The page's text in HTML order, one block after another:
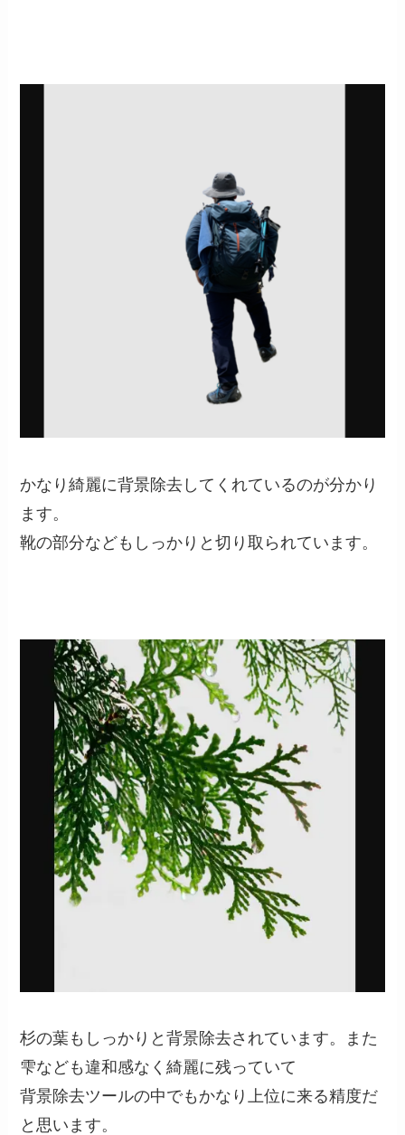
かなり綺麗に背景除去してくれているのが分かり
ます。
靴の部分などもしっかりと切り取られています。
杉の葉もしっかりと背景除去されています。また
雫なども違和感なく綺麗に残っていて
背景除去ツールの中でもかなり上位に来る精度だ
と思います。